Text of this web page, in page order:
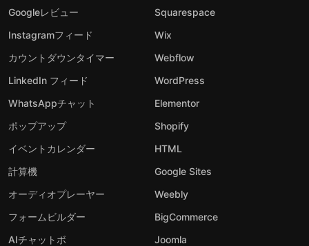
Googleレビュー
Instagramフィード
カウントダウンタイマー
LinkedIn フィード
WhatsAppチャット
ポップアップ
イベントカレンダー
計算機
オーディオプレーヤー
フォームビルダー
AIチャットボ
Squarespace
Wix
Webflow
WordPress
Elementor
Shopify
HTML
Google Sites
Weebly
BigCommerce
Joomla